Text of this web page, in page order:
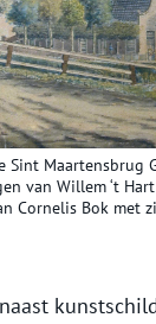
Sint Maartensbrug
van Willem ‘t
Cornelis Bok met